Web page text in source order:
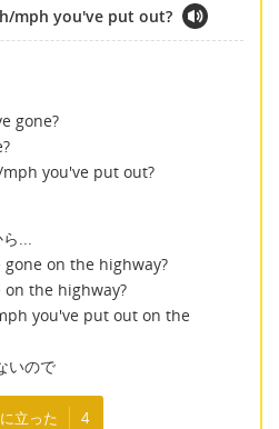
mph you've put out?
gone?
you've put out?
...
on the highway?
on the highway?
you've put out on the
いので
立った 4